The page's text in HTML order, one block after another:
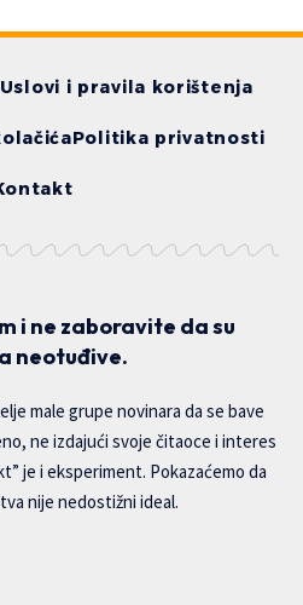
Uslovi i pravila korištenja
Politika privatnosti
i ne zaboravite da su
neotuđive.
male grupe novinara da se bave
ne izdajući svoje čitaoce i interes
je i eksperiment. Pokazaćemo da
nije nedostižni ideal.